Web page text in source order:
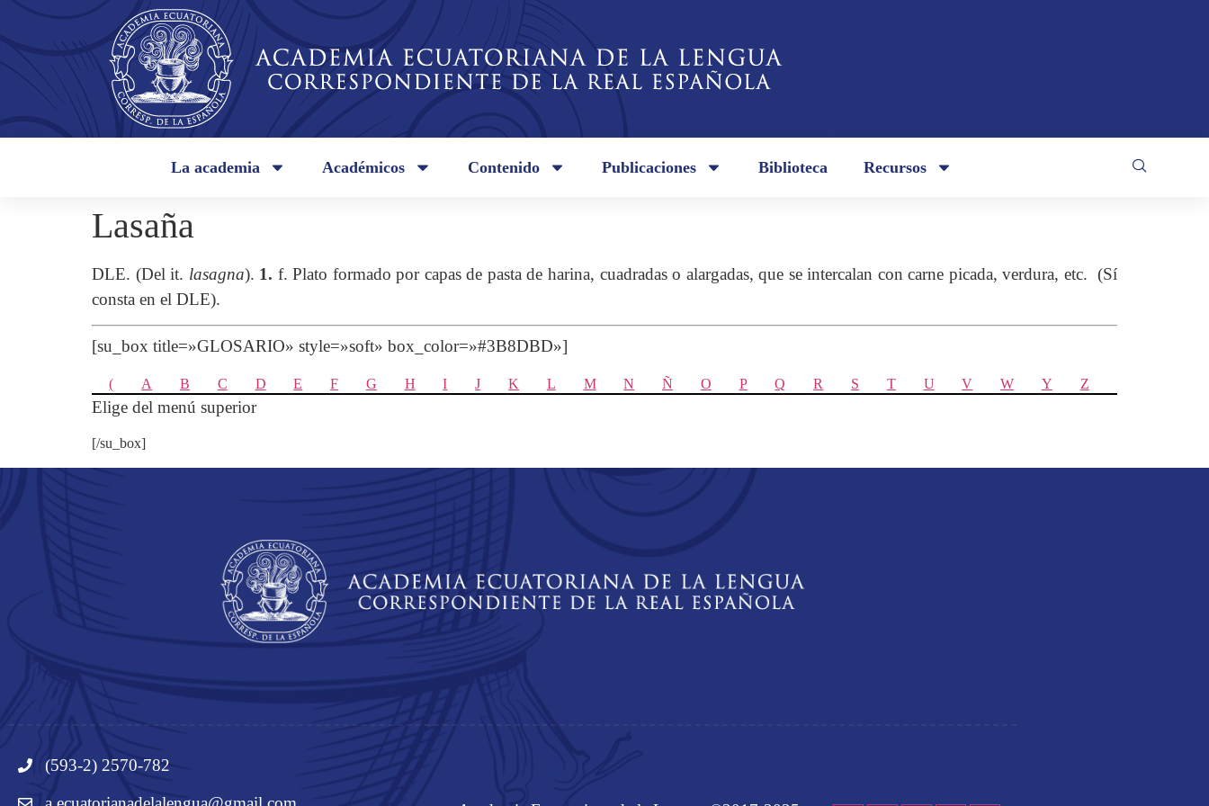
La academia Académicos Contenido Publicaciones Biblioteca Recursos
Lasaña
DLE. (Del it. lasagna). 1. f. Plato formado por capas de pasta de harina, cuadradas o alargadas, que se intercalan con carne picada, verdura, etc. (Sí
consta en el DLE).
[su_box title=»GLOSARIO» style=»soft» box_color=»#3B8DBD»]
( A B C D E F G H I J K L M N Ñ O P Q R S T U V W Y Z
Elige del menú superior
[/su_box]
(593-2) 2570-782